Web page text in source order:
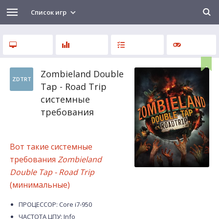
Список игр
ZDTRT
Zombieland Double
Tap - Road Trip
системные
требования
Вот такие системные
требования Zombieland
Double Tap - Road Trip
(минимальные)
ПРОЦЕССОР: Core i7-950
ЧАСТОТА ЦПУ: Info